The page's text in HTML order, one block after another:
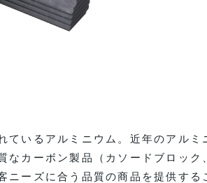
ているアルミニウム。近年のアルミ
カーボン製品（カソードブロック
ーズに合う品質の商品を提供する